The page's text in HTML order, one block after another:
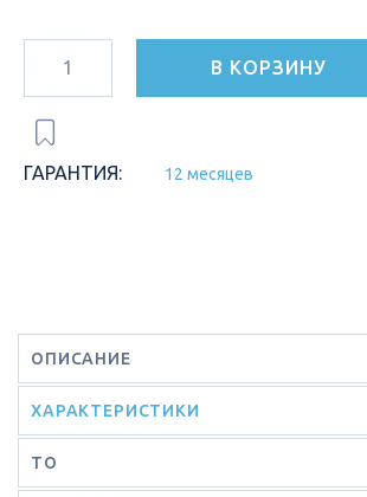
В КОРЗИНУ
ГАРАНТИЯ: 12 месяцев
ОПИСАНИЕ
ХАРАКТЕРИСТИКИ
ТО